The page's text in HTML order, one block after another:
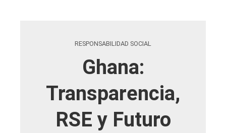
RESPONSABILIDAD SOCIAL
Ghana:
Transparencia,
RSE y Futuro